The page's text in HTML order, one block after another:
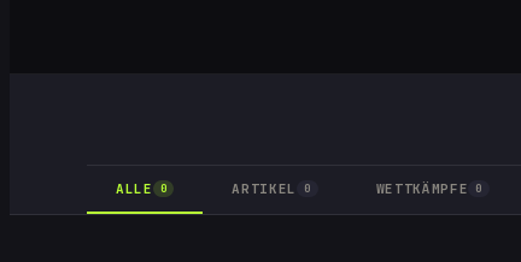
ALLE 0 ARTIKEL 0 WETTKÄMPFE 0